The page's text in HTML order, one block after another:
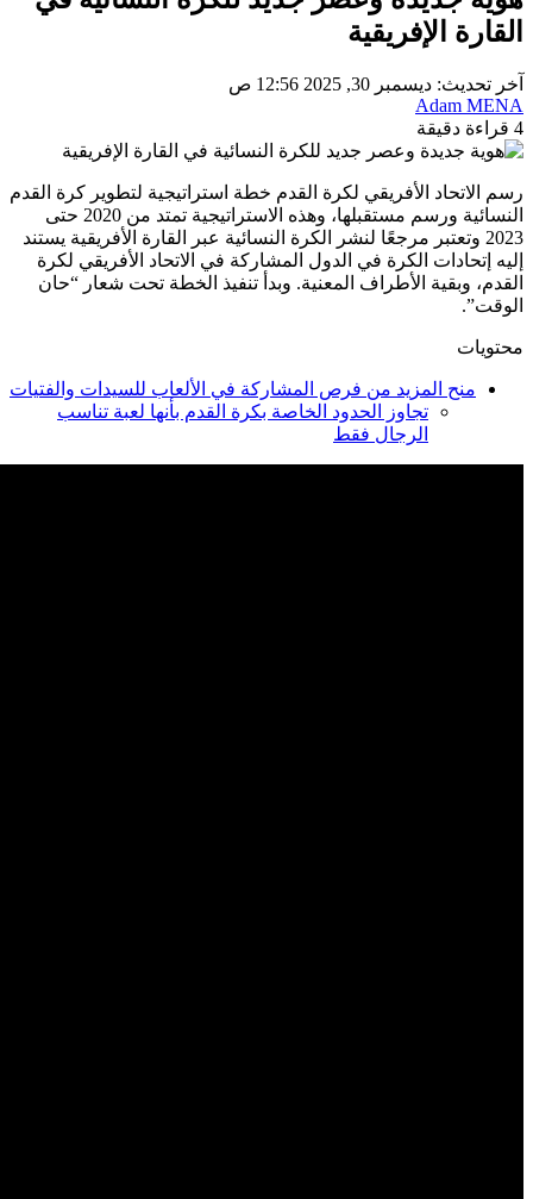
القارة الإفريقية
آخر تحديث: ديسمبر 30, 2025 12:56 ص
Adam MENA
4 قراءة دقيقة
رسم الاتحاد الأفريقي لكرة القدم خطة استراتيجية لتطوير كرة القدم
النسائية ورسم مستقبلها، وهذه الاستراتيجية تمتد من 2020 حتى
2023 وتعتبر مرجعًا لنشر الكرة النسائية عبر القارة الأفريقية يستند
إليه إتحادات الكرة في الدول المشاركة في الاتحاد الأفريقي لكرة
القدم، وبقية الأطراف المعنية. وبدأ تنفيذ الخطة تحت شعار “حان
الوقت”.
محتويات
منح المزيد من فرص المشاركة في الألعاب للسيدات والفتيات
تجاوز الحدود الخاصة بكرة القدم بأنها لعبة تناسب
الرجال فقط